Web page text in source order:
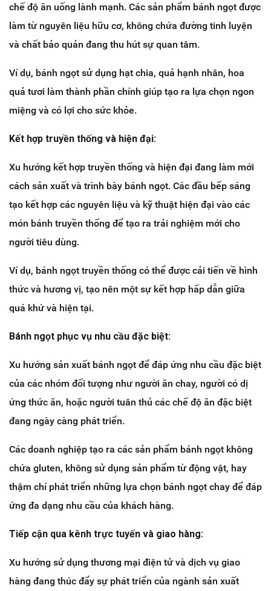
chế độ ăn uống lành mạnh. Các sản phẩm bánh ngọt được
làm từ nguyên liệu hữu cơ, không chứa đường tinh luyện
và chất bảo quản đang thu hút sự quan tâm.
Ví dụ, bánh ngọt sử dụng hạt chia, quả hạnh nhân, hoa
quả tươi làm thành phần chính giúp tạo ra lựa chọn ngon
miệng và có lợi cho sức khỏe.
Kết hợp truyền thống và hiện đại:
Xu hướng kết hợp truyền thống và hiện đại đang làm mới
cách sản xuất và trình bày bánh ngọt. Các đầu bếp sáng
tạo kết hợp các nguyên liệu và kỹ thuật hiện đại vào các
món bánh truyền thống để tạo ra trải nghiệm mới cho
người tiêu dùng.
Ví dụ, bánh ngọt truyền thống có thể được cải tiến về hình
thức và hương vị, tạo nên một sự kết hợp hấp dẫn giữa
quá khứ và hiện tại.
Bánh ngọt phục vụ nhu cầu đặc biệt:
Xu hướng sản xuất bánh ngọt để đáp ứng nhu cầu đặc biệt
của các nhóm đối tượng như người ăn chay, người có dị
ứng thức ăn, hoặc người tuân thủ các chế độ ăn đặc biệt
đang ngày càng phát triển.
Các doanh nghiệp tạo ra các sản phẩm bánh ngọt không
chứa gluten, không sử dụng sản phẩm từ động vật, hay
thậm chí phát triển những lựa chọn bánh ngọt chay để đáp
ứng đa dạng nhu cầu của khách hàng.
Tiếp cận qua kênh trực tuyến và giao hàng:
Xu hướng sử dụng thương mại điện tử và dịch vụ giao
hàng đang thúc đẩy sự phát triển của ngành sản xuất